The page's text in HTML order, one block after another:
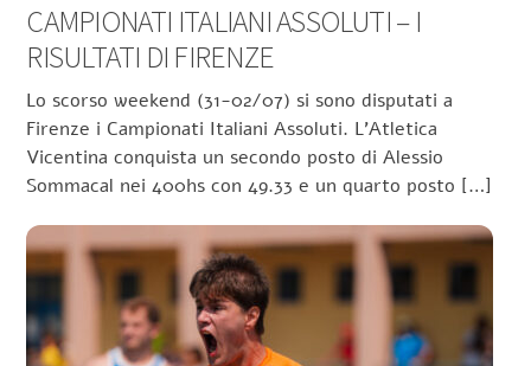
CAMPIONATI ITALIANI ASSOLUTI – I
RISULTATI DI FIRENZE
Lo scorso weekend (31-02/07) si sono disputati a
Firenze i Campionati Italiani Assoluti. L’Atletica
Vicentina conquista un secondo posto di Alessio
Sommacal nei 400hs con 49.33 e un quarto posto […]